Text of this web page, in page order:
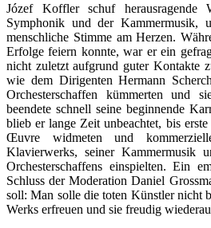
Józef Koffler schuf
Symphonik und der Kammermusik,
menschliche Stimme am Herzen.
Erfolge feiern konnte, war er ein
nicht zuletzt aufgrund guter Kontakte
wie dem Dirigenten Hermann
Orchesterschaffen kümmerten und
beendete schnell seine beginnende
blieb er lange Zeit unbeachtet, bis
Œuvre widmeten und
Klavierwerks, seiner Kammermusik
Orchesterschaffens einspielten. Ein
Schluss der Moderation Daniel
soll: Man solle die toten Künstler nicht
Werks erfreuen und sie freudig